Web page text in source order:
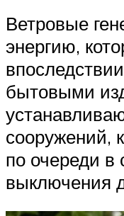
Ветровые
энергию,
бытовыми
сооружений,
по очереди в
выключения